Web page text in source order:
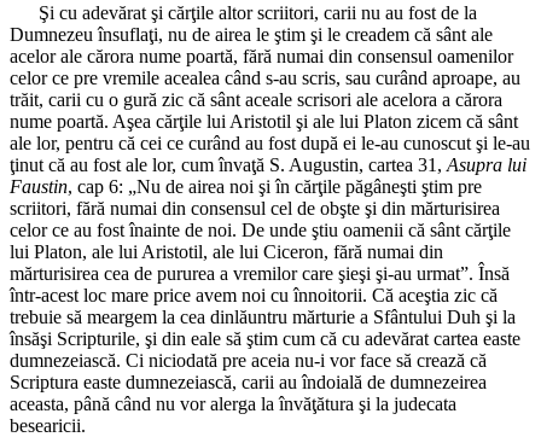
Şi cu adevărat şi cărţile altor scriitori, carii nu au fost de la
Dumnezeu însuflaţi, nu de airea le ştim şi le creadem că sânt ale
acelor ale cărora nume poartă, fără numai din consensul oamenilor
celor ce pre vremile acealea când s-au scris, sau curând aproape, au
trăit, carii cu o gură zic că sânt aceale scrisori ale acelora a cărora
nume poartă. Aşea cărţile lui Aristotil şi ale lui Platon zicem că sânt
ale lor, pentru că cei ce curând au fost după ei le-au cunoscut şi le-au
ţinut că au fost ale lor, cum învaţă S. Augustin, cartea 31, Asupra lui
Faustin, cap 6: „Nu de airea noi şi în cărţile păgâneşti ştim pre
scriitori, fără numai din consensul cel de obşte şi din mărturisirea
celor ce au fost înainte de noi. De unde ştiu oamenii că sânt cărţile
lui Platon, ale lui Aristotil, ale lui Ciceron, fără numai din
mărturisirea cea de pururea a vremilor care şieşi şi-au urmat”. Însă
într-acest loc mare price avem noi cu înnoitorii. Că aceştia zic că
trebuie să meargem la cea dinlăuntru mărturie a Sfântului Duh şi la
însăşi Scripturile, şi din eale să ştim cum că cu adevărat cartea easte
dumnezeiască. Ci niciodată pre aceia nu-i vor face să crează că
Scriptura easte dumnezeiască, carii au îndoială de dumnezeirea
aceasta, până când nu vor alerga la învăţătura şi la judecata
besearicii.